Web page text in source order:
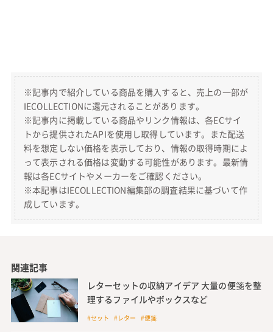
※記事内で紹介している商品を購入すると、売上の一部が
IECOLLECTIONに還元されることがあります。
※記事内に掲載している商品やリンク情報は、各ECサイ
トから提供されたAPIを使用し取得しています。また配送
料を想定しない価格を表示しており、情報の取得時期によ
って表示される価格は変動する可能性があります。最新情
報は各ECサイトやメーカーをご確認ください。
※本記事はIECOLLECTION編集部の調査結果に基づいて作
成しています。
関連記事
レターセットの収納アイデア 大量の便箋を整
理するファイルやボックスなど
#セット #レター #便箋